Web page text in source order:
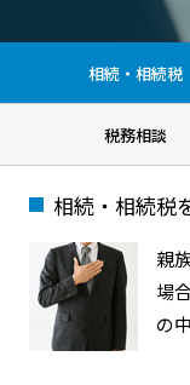
相続・相続税
税務相談
相続・相続税
親
場
の